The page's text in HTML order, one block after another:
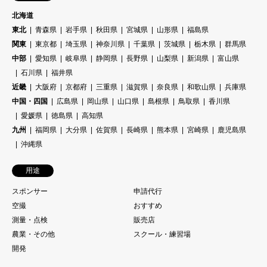
北海道
東北
青森県 岩手県 秋田県 宮城県 山形県
福島県
関東
東京都 埼玉県 神奈川県 千葉県 茨城県 栃木県
群馬県
中部
愛知県 岐阜県 静岡県 長野県 山梨県 新潟県
富山県
石川県
福井県
近畿
大阪府 京都府 三重県 滋賀県 奈良県 和歌山県
兵庫県
中国・四国
広島県 岡山県 山口県 島根県 鳥取県
香川県
愛媛県
徳島県
高知県
九州
福岡県 大分県 佐賀県 長崎県 熊本県 宮崎県
鹿児島県
沖縄県
用途
スポンサー
申請代行
空撮
おすすめ
測量・点検
販売店
農業・その他
スクール・練習場
開発